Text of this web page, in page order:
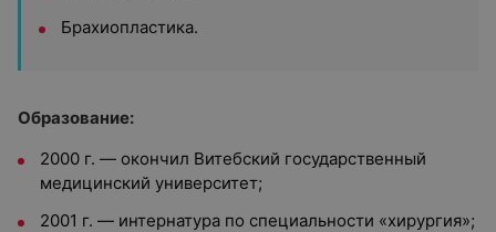
Брахиопластика.
Образование:
2000 г. — окончил Витебский государственный
медицинский университет;
2001 г. — интернатура по специальности «хирургия»;